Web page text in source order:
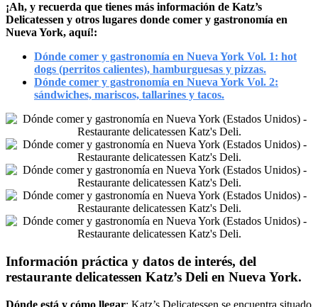
¡Ah, y recuerda que tienes más información de Katz’s
Delicatessen y otros lugares donde comer y gastronomía en
Nueva York, aquí!:
Dónde comer y gastronomía en Nueva York Vol. 1: hot
dogs (perritos calientes), hamburguesas y pizzas.
Dónde comer y gastronomía en Nueva York Vol. 2:
sándwiches, mariscos, tallarines y tacos.
Información práctica y datos de interés, del
restaurante delicatessen Katz’s Deli en Nueva York.
Dónde está y cómo llegar: Katz’s Delicatessen se encuentra situado